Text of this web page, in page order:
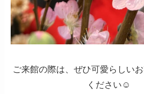
ご来館の際は、ぜひ可愛らしい
ください☺